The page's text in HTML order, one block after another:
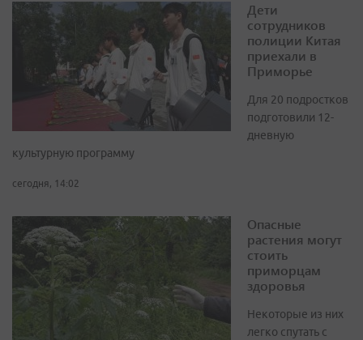
Дети
сотрудников
полиции Китая
приехали в
Приморье
Для 20 подростков
подготовили 12-
дневную
культурную программу
сегодня, 14:02
Опасные
растения могут
стоить
приморцам
здоровья
Некоторые из них
легко спутать с